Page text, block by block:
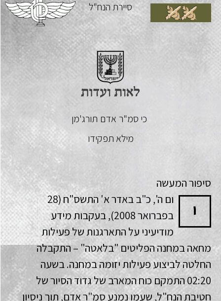
סיירת הנח"ל
כי סמ"ר אדם תורג'מן
מילא תפקידו
סיפור המעשה
י
ום ה', כ"ב באדר א' התשס"ח (28
בפברואר 2008), בעקבות מידע
מודיעיני על התארגנות של פעילות
מחאה במחנה הפליטים "בלאטה" – התקבלה
החלטה לביצוע פעילות יזומה במחנה. בשעה
02:20 התמקם כוח המארב של גדוד הסיור של
חטיבת הנח"ל, שעמו נמנע סמ"ר אדם, תוך ניסיון